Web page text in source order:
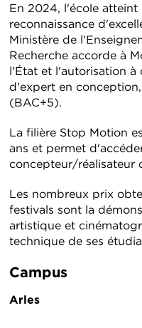
En 2024, l'école
reconnaissance
Ministère de
Recherche accorde à
l'État et l'autorisation à
d'expert en
(BAC+5).
La filière Stop Motion
ans et permet
concepteur/réalisateur
Les nombreux prix
festivals sont la
artistique et
technique de ses
Campus
Arles